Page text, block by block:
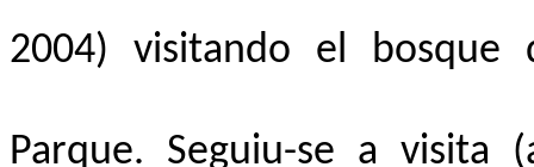
2004) visitando el bosque
Parque. Seguiu-se a visita